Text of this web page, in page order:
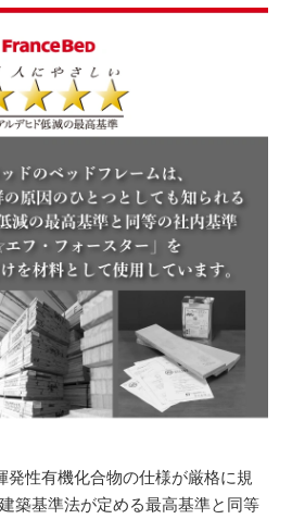
発性有機化合物の仕様が厳格に規
築基準法が定める最高基準と同等